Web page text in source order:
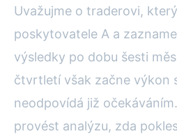
Uvažujme o traderovi,
poskytovatele A a
výsledky po dobu šesti
čtvrtletí však začne výkon
neodpovídá již
provést analýzu, zda